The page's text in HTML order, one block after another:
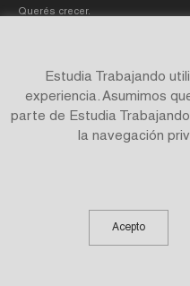
Querés crecer.
Estudia Trabajando
experiencia. Asumimos
parte de Estudia
la navegación
Acepto